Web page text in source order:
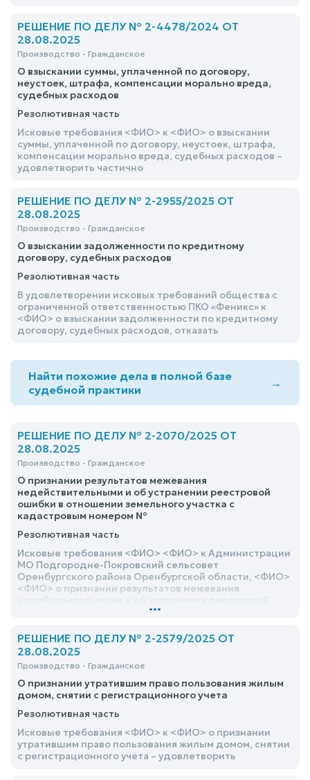
РЕШЕНИЕ ПО ДЕЛУ № 2-4478/2024 ОТ
28.08.2025
Производство - Гражданское
О взыскании суммы, уплаченной по договору,
неустоек, штрафа, компенсации морально вреда,
судебных расходов
Резолютивная часть
Исковые требования <ФИО> к <ФИО> о взыскании
суммы, уплаченной по договору, неустоек, штрафа,
компенсации морально вреда, судебных расходов –
удовлетворить частично
РЕШЕНИЕ ПО ДЕЛУ № 2-2955/2025 ОТ
28.08.2025
Производство - Гражданское
О взыскании задолженности по кредитному
договору, судебных расходов
Резолютивная часть
В удовлетворении исковых требований общества с
ограниченной ответственностью ПКО «Феникс» к
<ФИО> о взыскании задолженности по кредитному
договору, судебных расходов, отказать
Найти похожие дела в полной базе
судебной практики
→
РЕШЕНИЕ ПО ДЕЛУ № 2-2070/2025 ОТ
28.08.2025
Производство - Гражданское
О признании результатов межевания
недействительными и об устранении реестровой
ошибки в отношении земельного участка с
кадастровым номером №
Резолютивная часть
Исковые требования <ФИО> <ФИО> к Администрации
МО Подгородне-Покровский сельсовет
Оренбургского района Оренбургской области, <ФИО>
<ФИО> о признании результатов межевания
ошибки в отношении земельного участка с
...
РЕШЕНИЕ ПО ДЕЛУ № 2-2579/2025 ОТ
28.08.2025
Производство - Гражданское
О признании утратившим право пользования жилым
домом, снятии с регистрационного учета
Резолютивная часть
Исковые требования <ФИО> к <ФИО> о признании
утратившим право пользования жилым домом, снятии
с регистрационного учета – удовлетворить